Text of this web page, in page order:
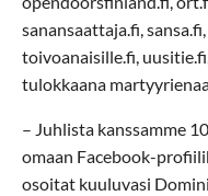
sanansaattaja.fi,
toivoanaisille.fi,
tulokkaana
– Juhlista kanssamme
omaan Facebook-
osoitat kuuluvasi